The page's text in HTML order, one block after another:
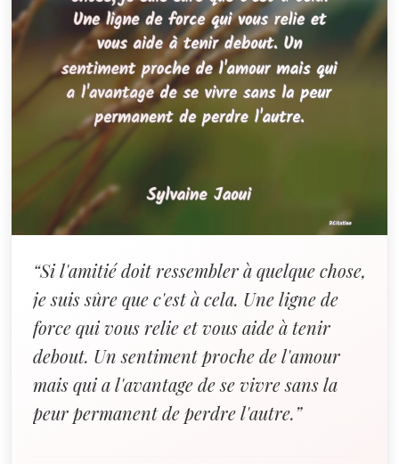
“Si l'amitié doit ressembler à quelque chose,
je suis sûre que c'est à cela. Une ligne de
force qui vous relie et vous aide à tenir
debout. Un sentiment proche de l'amour
mais qui a l'avantage de se vivre sans la
peur permanent de perdre l'autre.”